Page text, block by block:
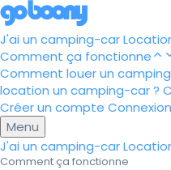
J'ai un camping-car
Comment ça fonctionne
Comment louer un
location un camping-car ?
Créer un compte Connexion
Menu
J'ai un camping-car
Comment ça fonctionne